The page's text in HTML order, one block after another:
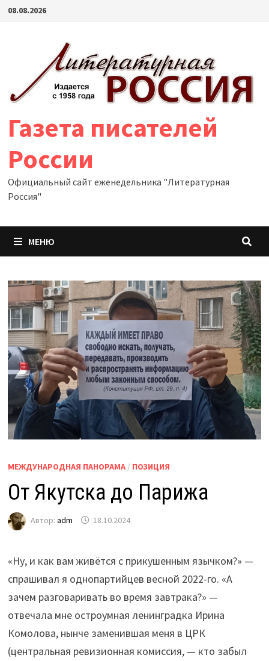
Перейти
08.08.2026
Газета писателей
России
Официальный сайт еженедельника "Литературная
Россия"
МЕНЮ
МЕЖДУНАРОДНАЯ ПАНОРАМА/ ПОЗИЦИЯ
От Якутска до Парижа
Автор: adm 18.10.2024
«Ну, и как вам живётся с прикушенным язычком?» —
спрашивал я однопартийцев весной 2022-го. «А
зачем разговаривать во время завтрака?» —
отвечала мне остроумная ленинградка Ирина
Комолова, нынче заменившая меня в ЦРК
(центральная ревизионная комиссия, — кто забыл